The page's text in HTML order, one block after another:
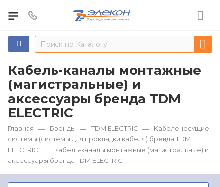
Кабель-каналы монтажные
(магистральные) и
аксессуары бренда TDM
ЕLECTRIC
Главная — Бренды — TDM ЕLECTRIC —
Кабеленесущие
системы (системы для прокладки кабеля) бренда TDM
ЕLECTRIC
—
Кабель-каналы монтажные (магистральные) и
аксессуары бренда TDM ЕLECTRIC